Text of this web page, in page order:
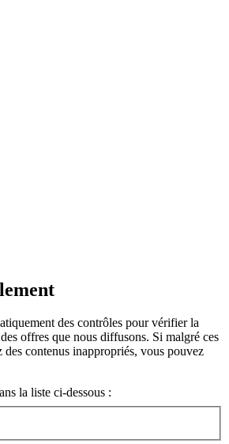
des contrôles pour vérifier la
offres que nous diffusons. Si malgré ces
des contenus inappropriés, vous pouvez
la liste ci-dessous :